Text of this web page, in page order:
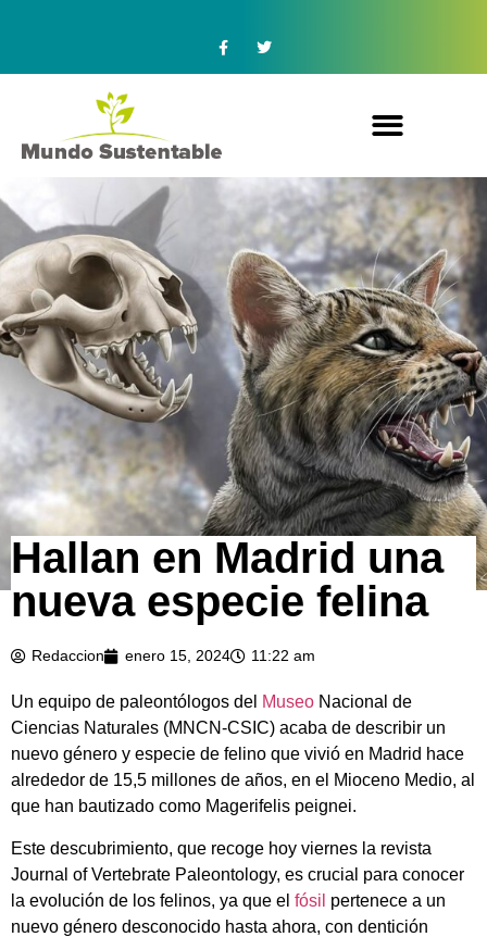
Hallan en Madrid una
nueva especie felina
Redaccion enero 15, 2024 11:22 am
Un equipo de paleontólogos del Museo Nacional de
Ciencias Naturales (MNCN-CSIC) acaba de describir un
nuevo género y especie de felino que vivió en Madrid hace
alrededor de 15,5 millones de años, en el Mioceno Medio, al
que han bautizado como Magerifelis peignei.
Este descubrimiento, que recoge hoy viernes la revista
Journal of Vertebrate Paleontology, es crucial para conocer
la evolución de los felinos, ya que el fósil pertenece a un
nuevo género desconocido hasta ahora, con dentición